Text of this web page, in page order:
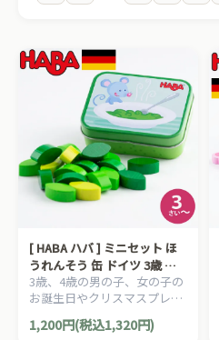
[ HABA ハバ ] ミニセット ほ
うれんそう 缶 ドイツ 3歳 ブ
ラザージョルダン おままごと
食材 ごっこ遊び サックリ 木
製
3歳、4歳の男の子、女の子の
お誕生日やクリスマスプレゼ
ントにおすすめの、HABA ハ
バ社 おままごと ミニセット
1,200円(税込1,320円)